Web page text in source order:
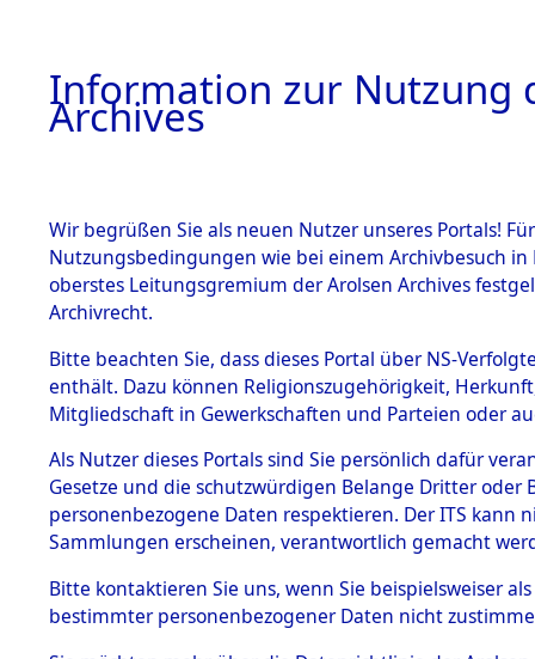
BESTÄNDE
1.
mente
5. Verschiedenes
5.3
Todesmärsche
5.3.1 Alliierte
Erhebungen
zu
Todesmärsch
0002
Information zur Nutzung
Archives
Wir begrüßen Sie als neuen Nutzer unseres Portals!
Nutzungsbedingungen wie bei einem Archivbesuch
oberstes Leitungsgremium der Arolsen Archives
Archivrecht.
Bitte beachten Sie, dass dieses Portal über NS-
enthält. Dazu können Religionszugehörigkeit,
Mitgliedschaft in Gewerkschaften und Parteien oder
Als Nutzer dieses Portals sind Sie persönlich dafür
Gesetze und die schutzwürdigen Belange Dritter
personenbezogene Daten respektieren. Der ITS
Sammlungen erscheinen, verantwortlich gemacht
Bitte kontaktieren Sie uns, wenn Sie beispielsweiser
bestimmter personenbezogener Daten nicht